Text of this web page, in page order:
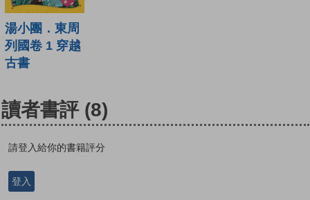
湯小團．東周
列國卷 1 穿越
古書
讀者書評 (8)
請登入給你的書籍評分
登入